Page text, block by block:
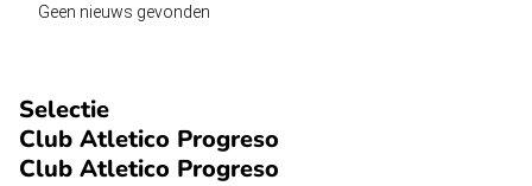
Geen nieuws gevonden
Selectie
Club Atletico Progreso
Club Atletico Progreso